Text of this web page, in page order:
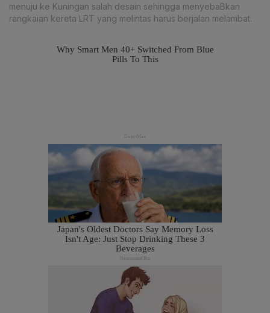
menuju ke Kuningan salah desain sehingga menyebaBkan
rangkaian kereta LRT yang melintas harus berjalan melambat.